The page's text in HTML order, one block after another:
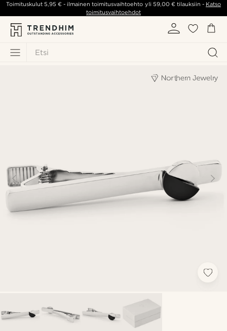
Etsi
Toimituskulut5,95 € - ilmainen toimitusvaihtoehto yli 59,00 €tilauksiin - Katso
toimitusvaihtoehdot